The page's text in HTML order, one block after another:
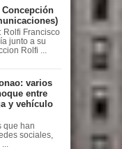
Francisco
junto a su
Rolfi ...
varios
entre
y vehículo
que han
sociales,